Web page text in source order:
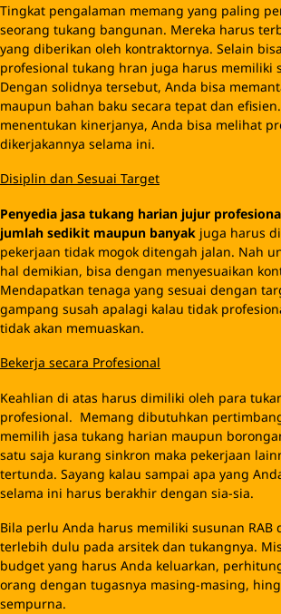
Tingkat pengalaman memang yang paling
seorang tukang bangunan. Mereka harus
yang diberikan oleh kontraktornya. Selain
profesional tukang hran juga harus memiliki
Dengan solidnya tersebut, Anda bisa
maupun bahan baku secara tepat dan
menentukan kinerjanya, Anda bisa melihat
dikerjakannya selama ini.
Disiplin dan Sesuai Target
Penyedia jasa tukang harian jujur
jumlah sedikit maupun banyak juga harus
pekerjaan tidak mogok ditengah jalan. Nah
hal demikian, bisa dengan menyesuaikan
Mendapatkan tenaga yang sesuai dengan
gampang susah apalagi kalau tidak
tidak akan memuaskan.
Bekerja secara Profesional
Keahlian di atas harus dimiliki oleh para
profesional. Memang dibutuhkan
memilih jasa tukang harian maupun
satu saja kurang sinkron maka pekerjaan
tertunda. Sayang kalau sampai apa yang
selama ini harus berakhir dengan sia-sia.
Bila perlu Anda harus memiliki susunan RAB
terlebih dulu pada arsitek dan tukangnya.
budget yang harus Anda keluarkan,
orang dengan tugasnya masing-masing,
sempurna.